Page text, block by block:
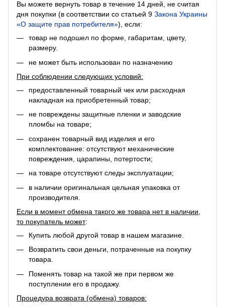
Вы можете вернуть товар в течение 14 дней, не считая
дня покупки (в соответствии со статьей 9 Закона Украины
«О защите прав потребителя»), если:
товар не подошел по форме, габаритам, цвету,
размеру.
не может быть использован по назначению
При соблюдении следующих условий:
предоставленный товарный чек или расходная
накладная на приобретенный товар;
не повреждены защитные пленки и заводские
пломбы на товаре;
сохранен товарный вид изделия и его
комплектование: отсутствуют механические
повреждения, царапины, потертости;
на товаре отсутствуют следы эксплуатации;
в наличии оригинальная цельная упаковка от
производителя.
Если в момент обмена такого же товара нет в наличии,
то покупатель может:
Купить любой другой товар в нашем магазине.
Возвратить свои деньги, потраченные на покупку
товара.
Поменять товар на такой же при первом же
поступлении его в продажу.
Процедура возврата (обмена) товаров: